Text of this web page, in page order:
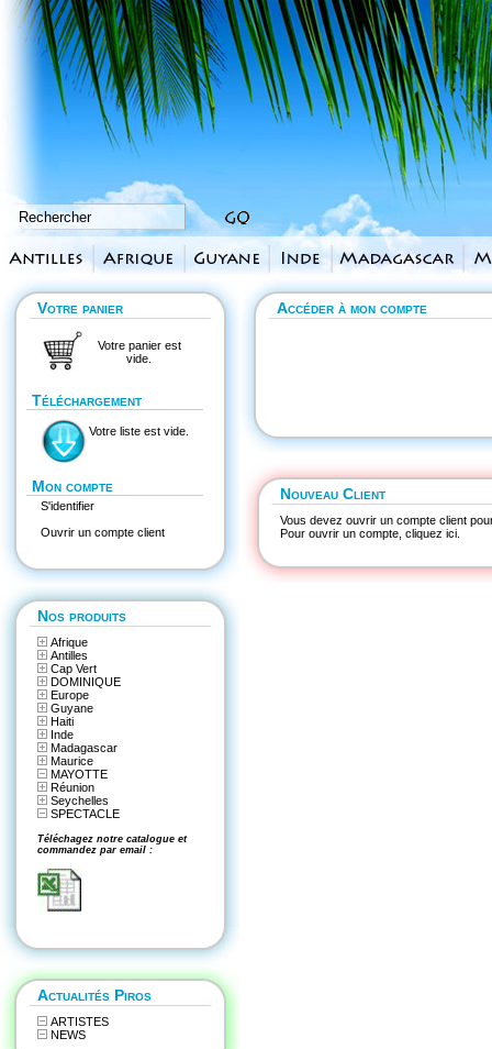
Votre panier
Votre panier est
vide.
Téléchargement
Votre liste est vide.
Mon compte
S'identifier
Ouvrir un compte client
Nos produits
Afrique
Antilles
Cap Vert
DOMINIQUE
Europe
Guyane
Haiti
Inde
Madagascar
Maurice
MAYOTTE
Réunion
Seychelles
SPECTACLE
Téléchagez notre catalogue et
commandez par email :
Actualités Piros
ARTISTES
NEWS
Accéder à mon compte
Nouveau Client
Vous devez ouvrir un compte client
Pour ouvrir un compte, cliquez ici